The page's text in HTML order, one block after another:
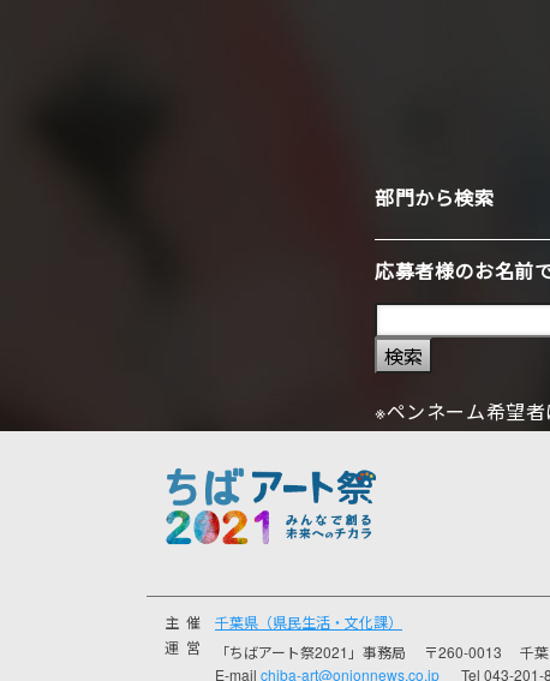
部門から検索
応募者様のお名前
検索
※ペンネーム希望者
主催
千葉県（県民生活・文化課）
運営
「ちばアート祭2021」事務局 〒260-0013 千
E-mail chiba-art@onionnews.co.jp Tel 043-201-